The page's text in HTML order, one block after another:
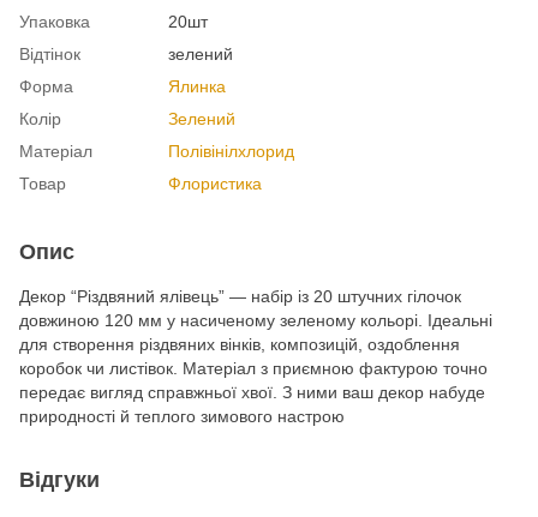
Упаковка
20шт
Відтінок
зелений
Форма
Ялинка
Колір
Зелений
Матеріал
Полівінілхлорид
Товар
Флористика
Опис
Декор “Різдвяний ялівець” — набір із 20 штучних гілочок
довжиною 120 мм у насиченому зеленому кольорі. Ідеальні
для створення різдвяних вінків, композицій, оздоблення
коробок чи листівок. Матеріал з приємною фактурою точно
передає вигляд справжньої хвої. З ними ваш декор набуде
природності й теплого зимового настрою
Відгуки